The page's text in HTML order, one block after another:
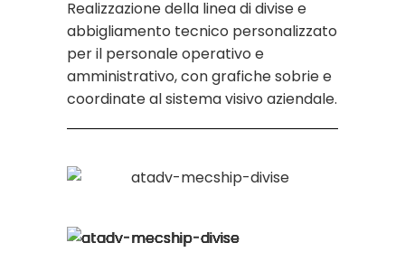
Realizzazione della linea di divise e
abbigliamento tecnico personalizzato
per il personale operativo e
amministrativo, con grafiche sobrie e
coordinate al sistema visivo aziendale.